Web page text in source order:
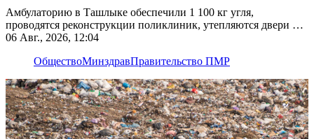
Амбулаторию в Ташлыке обеспечили 1 100 кг угля,
проводятся реконструкции поликлиник, утепляются двери и
окна
06 Авг., 2026, 12:04
ОбществоМинздравПравительство ПМР